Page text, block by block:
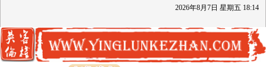
2026年8月 7日 星期五 18:14